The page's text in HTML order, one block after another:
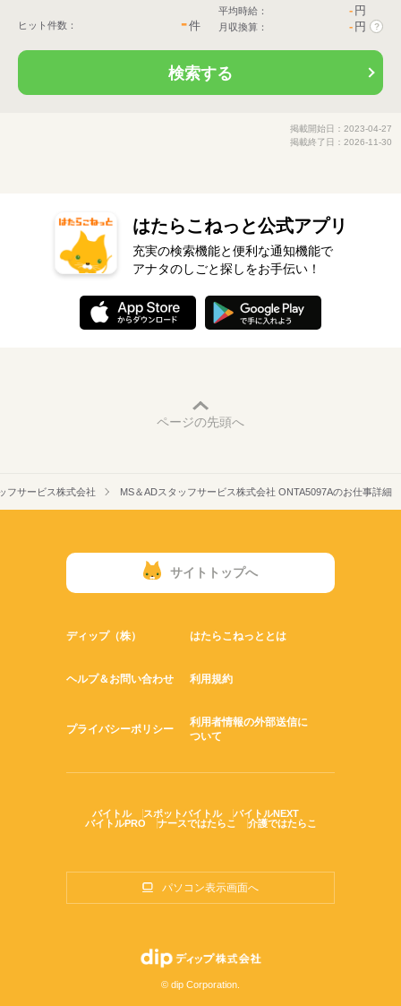
ヒット件数： -件
平均時給： - 円
月収換算： - 円 ?
検索する
掲載開始日：2023-04-27
掲載終了日：2026-11-30
はたらこねっと公式アプリ
充実の検索機能と便利な通知機能で
アナタのしごと探しをお手伝い！
ページの先頭へ
フサービス株式会社 MS＆ADスタッフサービス株式会社 ONTA5097Aのお仕事詳細
サイトトップへ
ディップ（株） はたらこねっととは
ヘルプ＆お問い合わせ 利用規約
プライバシーポリシー
利用者情報の外部送信に
ついて
バイトル スポットバイトル
バイトルNEXT
バイトルPRO
ナースではたらこ 介護ではたらこ
パソコン表示画面へ
© dip Corporation.